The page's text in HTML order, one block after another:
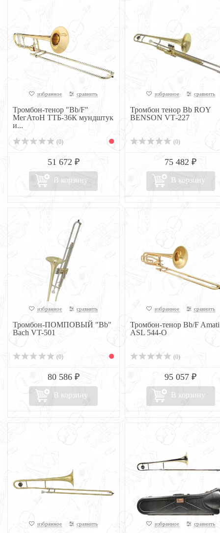
избранное сравнить
Тромбон-тенор "Bb/F"
МегАтоН ТТБ-36К мундштук
и...
(0)
51 672 ₽
В корзину
избранное сравнить
Тромбон тенор Bb ROY
BENSON VТ-227
(0)
75 482 ₽
В корзину
избранное сравнить
Тромбон-ПОМПОВЫЙ "Bb"
Bach VT-501
(0)
80 586 ₽
В корзину
избранное сравнить
Тромбон-тенор Bb/F Amati
ASL 544-O
(0)
95 057 ₽
В корзину
избранное сравнить избранное сравнить